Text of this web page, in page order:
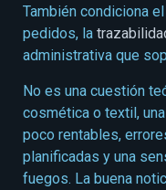
También condiciona
pedidos, la
administrativa que
No es una cuestión
cosmética o textil,
poco rentables,
planificadas y una
fuegos. La buena